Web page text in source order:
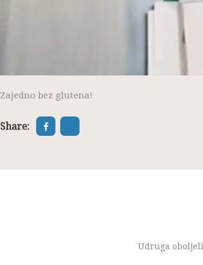
Zajedno bez glutena!
Share:
Udruga